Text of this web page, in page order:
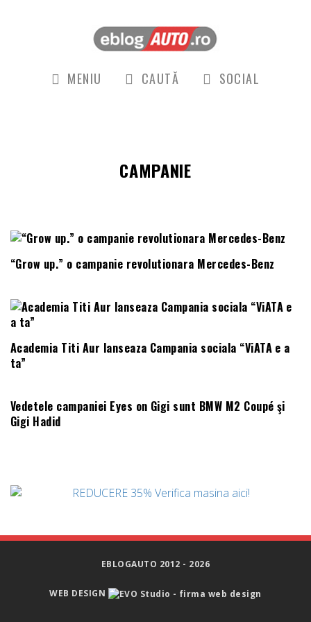
MENIU CAUTĂ SOCIAL
CAMPANIE
“Grow up.” o campanie revolutionara Mercedes-Benz
Academia Titi Aur lanseaza Campania sociala “ViATA e a
ta”
Vedetele campaniei Eyes on Gigi sunt BMW M2 Coupé şi
Gigi Hadid
EBLOGAUTO 2012 - 2026
WEB DESIGN